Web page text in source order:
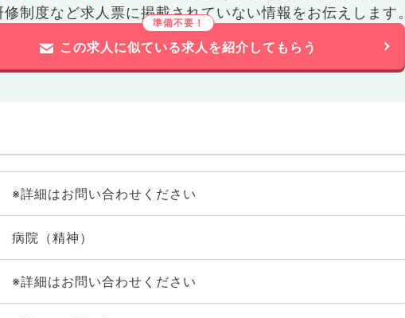
修制度など求人票に掲載されていない情報をお伝えします。
この求人に似ている求人を紹介してもらう
※詳細はお問い合わせください
病院（精神）
※詳細はお問い合わせください